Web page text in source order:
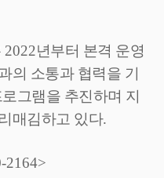
2022년부터 본격 운영
의 소통과 협력을 기
그램을 추진하며 지
매김하고 있다.
2164>